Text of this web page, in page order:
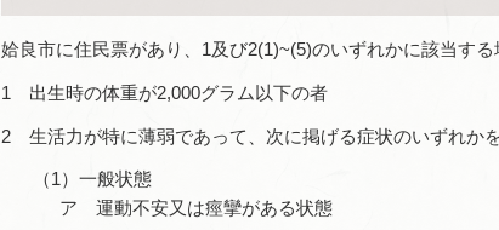
姶良市に住民票があり、1及び2(1)~(5)のいずれかに該当する
1 出生時の体重が2,000グラム以下の者
2 生活力が特に薄弱であって、次に掲げる症状のいずれか
（1）一般状態
ア 運動不安又は痙攣がある状態